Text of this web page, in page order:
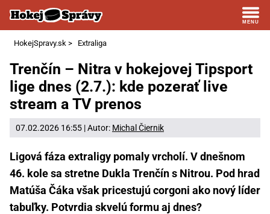
HokejSpravy.sk > Extraliga
Trenčín – Nitra v hokejovej Tipsport
lige dnes (2.7.): kde pozerať live
stream a TV prenos
07.02.2026 16:55 | Autor: Michal Čiernik
Ligová fáza extraligy pomaly vrcholí. V dnešnom
46. kole sa stretne Dukla Trenčín s Nitrou. Pod hrad
Matúša Čáka však pricestujú corgoni ako nový líder
tabuľky. Potvrdia skvelú formu aj dnes?